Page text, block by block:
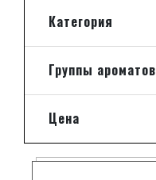
Категория
Группы ароматов
Цена